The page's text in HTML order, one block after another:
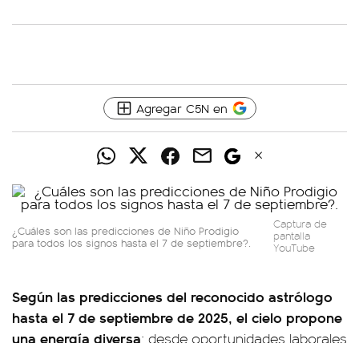
Agregar C5N en
¿Cuáles son las predicciones de Niño Prodigio
para todos los signos hasta el 7 de septiembre?.
Captura de
pantalla
YouTube
Según las predicciones del reconocido astrólogo
hasta el 7 de septiembre de 2025, el cielo propone
una energía diversa: desde oportunidades laborales